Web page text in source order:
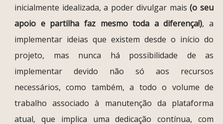
inicialmente idealizada, a poder divulgar mais(o seu
apoio e partilha faz mesmo toda a diferença!), a
implementar ideias que existem desde o início do
projeto, mas nunca há possibilidade de as
implementar devido não só aos recursos
necessários, como também, a todo o volume de
trabalho associado à manutenção da plataforma
atual, que implica uma dedicação contínua, com